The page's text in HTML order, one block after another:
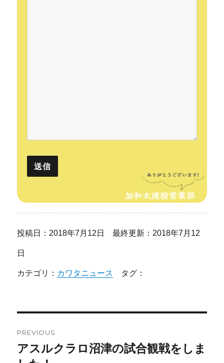
投稿日：2018年7月12日 最終更新：2018年7月12
日
カテゴリ： カワタニュース タグ：
稿
PREVIOUS
Previous
アスルクラロ沼津の試合観戦をしま